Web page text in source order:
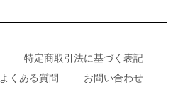
特定商取引法に基づく表記
よくある質問 お問い合わせ